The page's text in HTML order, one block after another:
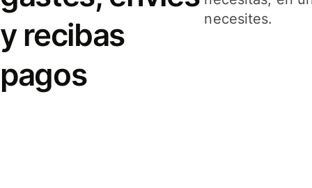
y recibas
pagos
necesites.